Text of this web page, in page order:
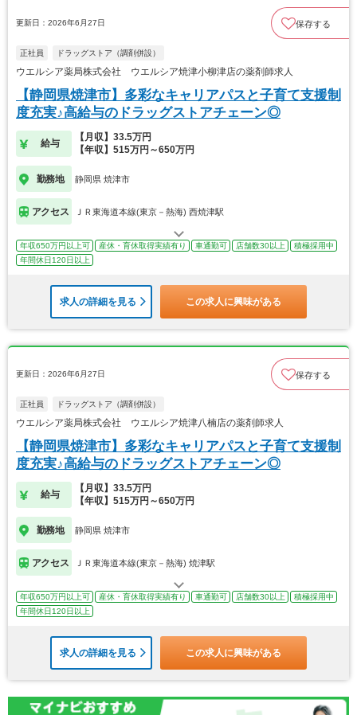
更新日：2026年6月27日 保存する
正社員 ドラッグストア（調剤併設）
ウエルシア薬局株式会社 ウエルシア焼津小柳津店の薬剤師求人
【静岡県焼津市】多彩なキャリアパスと子育て支援制
度充実♪高給与のドラッグストアチェーン◎
給与
【月収】33.5万円
【年収】515万円～650万円
勤務地 静岡県 焼津市
アクセス ＪＲ東海道本線(東京－熱海) 西焼津駅
年収650万円以上可 産休・育休取得実績有り 車通勤可 店舗数30以上
積極採用中
年間休日120日以上
求人の詳細を見る この求人に興味がある
更新日：2026年6月27日 保存する
正社員 ドラッグストア（調剤併設）
ウエルシア薬局株式会社 ウエルシア焼津八楠店の薬剤師求人
【静岡県焼津市】多彩なキャリアパスと子育て支援制
度充実♪高給与のドラッグストアチェーン◎
給与
【月収】33.5万円
【年収】515万円～650万円
勤務地 静岡県 焼津市
アクセス ＪＲ東海道本線(東京－熱海) 焼津駅
年収650万円以上可 産休・育休取得実績有り 車通勤可 店舗数30以上
積極採用中
年間休日120日以上
求人の詳細を見る この求人に興味がある